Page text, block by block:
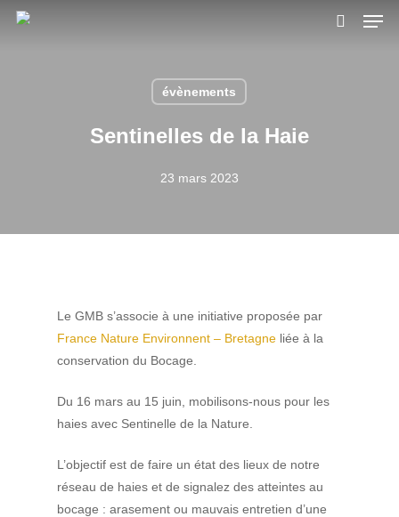
Skip
évènements
Sentinelles de la Haie
23 mars 2023
Le GMB s’associe à une initiative proposée par
France Nature Environnent – Bretagne liée à la
conservation du Bocage.
Du 16 mars au 15 juin, mobilisons-nous pour les
haies avec Sentinelle de la Nature.
L’objectif est de faire un état des lieux de notre
réseau de haies et de signalez des atteintes au
bocage : arasement ou mauvais entretien d’une